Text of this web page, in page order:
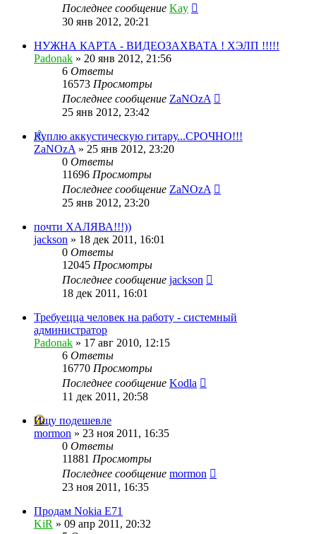
Последнее сообщение Kay
30 янв 2012, 20:21
НУЖНА КАРТА - ВИДЕОЗАХВАТА ! ХЭЛП !!!!!
Padonak » 20 янв 2012, 21:56
6 Ответы
16573 Просмотры
Последнее сообщение ZaNOzA
25 янв 2012, 23:42
Куплю аккустическую гитару...СРОЧНО!!!
ZaNOzA » 25 янв 2012, 23:20
0 Ответы
11696 Просмотры
Последнее сообщение ZaNOzA
25 янв 2012, 23:20
почти ХАЛЯВА!!!))
jackson » 18 дек 2011, 16:01
0 Ответы
12045 Просмотры
Последнее сообщение jackson
18 дек 2011, 16:01
Требуецца человек на работу - системный
администратор
Padonak » 17 авг 2010, 12:15
6 Ответы
16770 Просмотры
Последнее сообщение Kodla
11 дек 2011, 20:58
Ищу подешевле
mormon » 23 ноя 2011, 16:35
0 Ответы
11881 Просмотры
Последнее сообщение mormon
23 ноя 2011, 16:35
Продам Nokia E71
KiR » 09 апр 2011, 20:32